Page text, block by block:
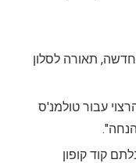
תאורה לסלון
עבור טולמנ'ס
קוד קופון